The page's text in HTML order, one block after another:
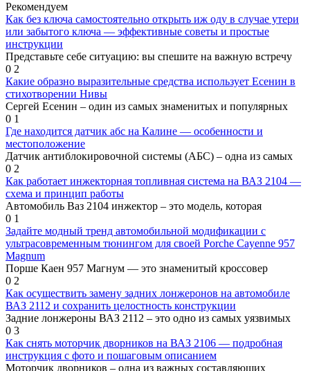
Рекомендуем
Как без ключа самостоятельно открыть иж оду в случае утери
или забытого ключа — эффективные советы и простые
инструкции
Представьте себе ситуацию: вы спешите на важную встречу
0 2
Какие образно выразительные средства использует Есенин в
стихотворении Нивы
Сергей Есенин – один из самых знаменитых и популярных
0 1
Где находится датчик абс на Калине — особенности и
местоположение
Датчик антиблокировочной системы (АБС) – одна из самых
0 2
Как работает инжекторная топливная система на ВАЗ 2104 —
схема и принцип работы
Автомобиль Ваз 2104 инжектор – это модель, которая
0 1
Задайте модный тренд автомобильной модификации с
ультрасовременным тюнингом для своей Porche Cayenne 957
Magnum
Порше Каен 957 Магнум — это знаменитый кроссовер
0 2
Как осуществить замену задних лонжеронов на автомобиле
ВАЗ 2112 и сохранить целостность конструкции
Задние лонжероны ВАЗ 2112 – это одно из самых уязвимых
0 3
Как снять моторчик дворников на ВАЗ 2106 — подробная
инструкция с фото и пошаговым описанием
Моторчик дворников – одна из важных составляющих